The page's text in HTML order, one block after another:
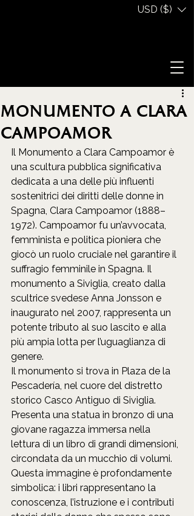
USD ($)
Monumento a Clara
Campoamor
Il Monumento a Clara Campoamor è
una scultura pubblica significativa
dedicata a una delle più influenti
sostenitrici dei diritti delle donne in
Spagna, Clara Campoamor (1888–
1972). Campoamor fu un’avvocata,
femminista e politica pioniera che
giocò un ruolo cruciale nel garantire il
suffragio femminile in Spagna. Il
monumento a Siviglia, creato dalla
scultrice svedese Anna Jonsson e
inaugurato nel 2007, rappresenta un
potente tributo al suo lascito e alla
più ampia lotta per l’uguaglianza di
genere.
Il monumento si trova in Plaza de la
Pescadería, nel cuore del distretto
storico Casco Antiguo di Siviglia.
Presenta una statua in bronzo di una
giovane ragazza immersa nella
lettura di un libro di grandi dimensioni,
circondata da un mucchio di volumi.
Questa immagine è profondamente
simbolica: i libri rappresentano la
conoscenza, l’istruzione e i contributi